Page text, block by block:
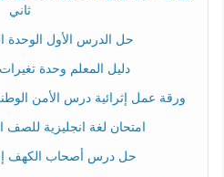
ثاني
حل الدرس الأول الوحدة
دليل المعلم وحدة
ورقة عمل إثرائية درس الأمن
امتحان لغة انجليزية للصف
حل درس أصحاب الكهف